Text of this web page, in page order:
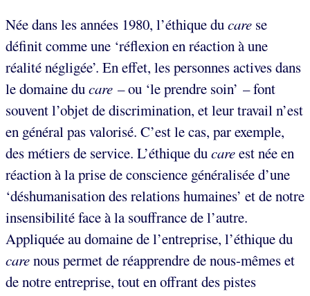
Née dans les années 1980, l’éthique ducare se
définit comme une ‘réflexion en réaction à une
réalité négligée’. En effet, les personnes actives dans
le domaine ducare –ou ‘le prendre soin’ – font
souvent l’objet de discrimination, et leur travail n’est
en général pas valorisé. C’est le cas, par exemple,
des métiers de service. L’éthique ducareest née en
réaction à la prise de conscience généralisée d’une
‘déshumanisation des relations humaines’ et de notre
insensibilité face à la souffrance de l’autre.
Appliquée au domaine de l’entreprise, l’éthique du
carenous permet de réapprendre de nous-mêmes et
de notre entreprise, tout en offrant des pistes